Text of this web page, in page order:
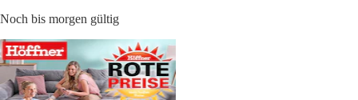
Noch bis morgen gültig